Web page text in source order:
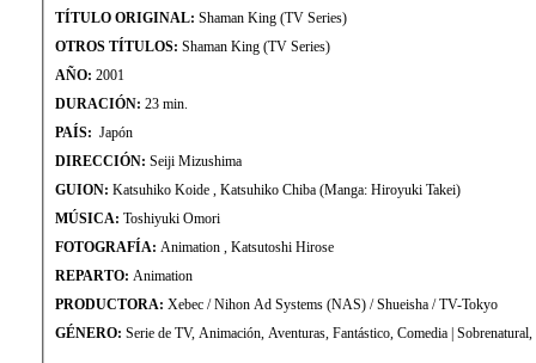
TÍTULO ORIGINAL: Shaman King (TV Series)
OTROS TÍTULOS: Shaman King (TV Series)
AÑO: 2001
DURACIÓN: 23 min.
PAÍS: Japón
DIRECCIÓN: Seiji Mizushima
GUION:
Katsuhiko Koide , Katsuhiko Chiba (Manga: Hiroyuki Takei)
MÚSICA: Toshiyuki Omori
FOTOGRAFÍA:
Animation , Katsutoshi Hirose
REPARTO: Animation
PRODUCTORA: Xebec / Nihon Ad Systems (NAS) / Shueisha / TV-Tokyo
GÉNERO:
Serie de TV, Animación, Aventuras, Fantástico,